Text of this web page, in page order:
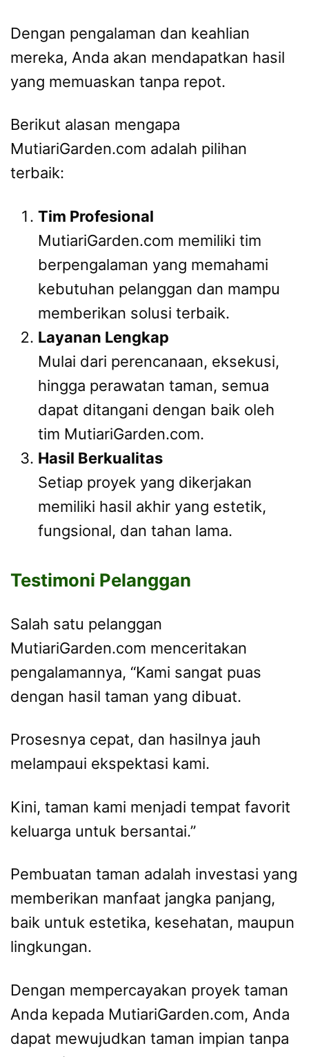
Dengan pengalaman dan keahlian
mereka, Anda akan mendapatkan hasil
yang memuaskan tanpa repot.
Berikut alasan mengapa
MutiariGarden.com adalah pilihan
terbaik:
Tim Profesional
MutiariGarden.com memiliki tim
berpengalaman yang memahami
kebutuhan pelanggan dan mampu
memberikan solusi terbaik.
Layanan Lengkap
Mulai dari perencanaan, eksekusi,
hingga perawatan taman, semua
dapat ditangani dengan baik oleh
tim MutiariGarden.com.
Hasil Berkualitas
Setiap proyek yang dikerjakan
memiliki hasil akhir yang estetik,
fungsional, dan tahan lama.
Testimoni Pelanggan
Salah satu pelanggan
MutiariGarden.com menceritakan
pengalamannya, “Kami sangat puas
dengan hasil taman yang dibuat.
Prosesnya cepat, dan hasilnya jauh
melampaui ekspektasi kami.
Kini, taman kami menjadi tempat favorit
keluarga untuk bersantai.”
Pembuatan taman adalah investasi yang
memberikan manfaat jangka panjang,
baik untuk estetika, kesehatan, maupun
lingkungan.
Dengan mempercayakan proyek taman
Anda kepada MutiariGarden.com, Anda
dapat mewujudkan taman impian tanpa